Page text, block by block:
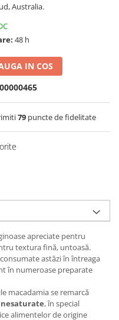
Australia.
48 h
IN COS
79puncte de fidelitate
apreciate pentru
textura fină, untoasă.
astăzi în întreaga
în numeroase preparate
macadamia se remarcă
, în special
alimentelor de origine